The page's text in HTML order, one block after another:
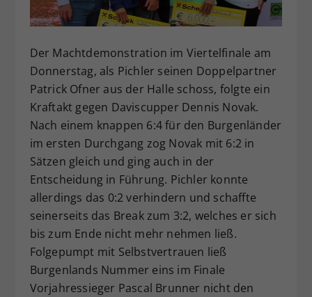
Der Machtdemonstration im Viertelfinale am
Donnerstag, als Pichler seinen Doppelpartner
Patrick Ofner aus der Halle schoss, folgte ein
Kraftakt gegen Daviscupper Dennis Novak.
Nach einem knappen 6:4 für den Burgenländer
im ersten Durchgang zog Novak mit 6:2 in
Sätzen gleich und ging auch in der
Entscheidung in Führung. Pichler konnte
allerdings das 0:2 verhindern und schaffte
seinerseits das Break zum 3:2, welches er sich
bis zum Ende nicht mehr nehmen ließ.
Folgepumpt mit Selbstvertrauen ließ
Burgenlands Nummer eins im Finale
Vorjahressieger Pascal Brunner nicht den
Dieser Wert speichert Ihre Consent-
zufällig generierte ID, für die
vorgenommen Einstellungen, falls der
Webseiten-Betreiber dies eingestellt
hat.